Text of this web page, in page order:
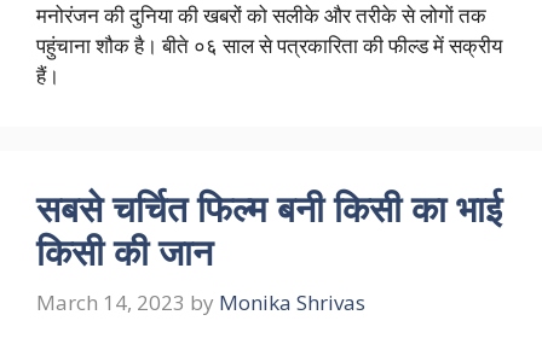
मनोरंजन की दुनिया की खबरों को सलीके और तरीके से लोगों तक
पहुंचाना शौक है। बीते ०६ साल से पत्रकारिता की फील्ड में सक्रीय
हैं।
सबसे चर्चित फिल्म बनी किसी का भाई
किसी की जान
March 14, 2023 by Monika Shrivas